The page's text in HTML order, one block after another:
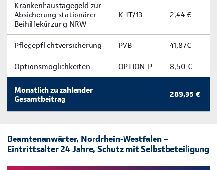
Krankenhaustagegeld zur
Absicherung stationärer
Beihilfekürzung NRW
KHT/13 2,44 €
Pflegepflichtversicherung PVB 41,87€
Optionsmöglichkeiten OPTION-P 8,50 €
Monatlich zu zahlender
Gesamtbeitrag
289,95 €
Beamtenanwärter, Nordrhein-Westfalen –
Eintrittsalter 24 Jahre, Schutz mit Selbstbeteiligung